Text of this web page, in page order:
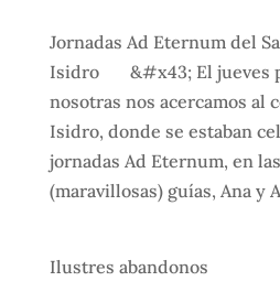
Jornadas Ad Eternum del
Isidro &#x43; El jueves
nosotras nos acercamos al
Isidro, donde se estaban
jornadas Ad Eternum, en
(maravillosas) guías, Ana y
Ilustres abandonos